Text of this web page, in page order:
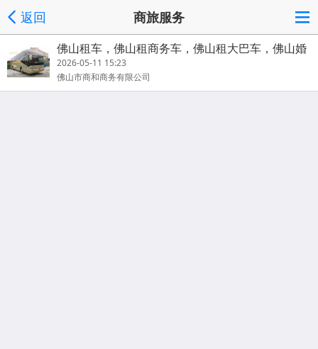
返回 商旅服务
佛山租车，佛山租商务车，佛山租大巴车，佛山婚
庆租车，会议包车
2026-05-11 15:23
佛山市商和商务有限公司